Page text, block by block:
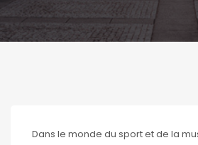
Dans le monde du sport et de la